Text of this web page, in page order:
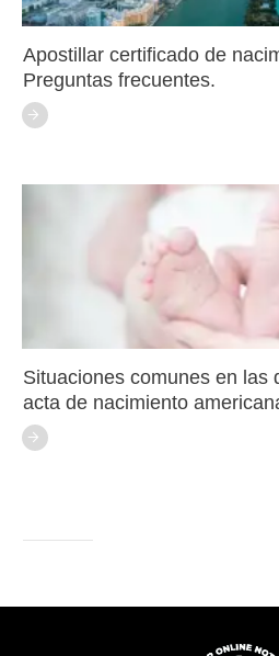
Apostillar certificado de
Preguntas frecuentes.
Situaciones comunes en las
acta de nacimiento